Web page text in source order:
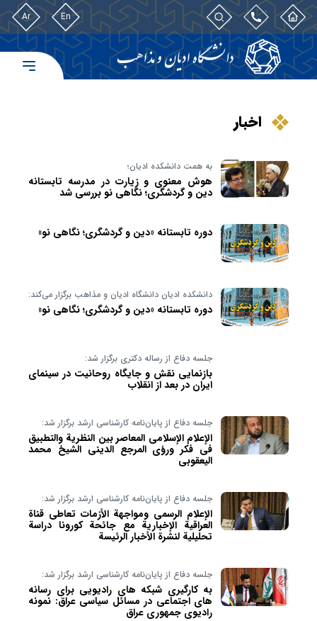
En
Ar
اخبار
به همت دانشکده ادیان؛
هوش معنوی و زیارت در مدرسه تابستانه
دین و گردشگری؛ نگاهی نو بررسی شد
دوره تابستانه «دین و گردشگری؛ نگاهی نو»
دانشکده ادیان دانشگاه ادیان و مذاهب برگزار می‌کند:
دوره تابستانه «دین و گردشگری؛ نگاهی نو»
جلسه دفاع از رساله دکتری برگزار شد:
بازنمایی نقش و جایگاه روحانیت در سینمای
ایران در بعد از انقلاب
جلسه دفاع از پایان‌نامه کارشناسی ارشد برگزار شد:
الإعلام الإسلامی المعاصر بین النظریة والتطبیق
فی فكر ورؤی المرجع الدینی الشیخ محمد
الیعقوبی
جلسه دفاع از پایان‌نامه کارشناسی ارشد برگزار شد:
الإعلام الرسمی ومواجهة الأزمات تعاطی قناة
العراقیة الإخباریة مع جائحة كورونا دراسة
تحلیلیة لنشرة الأخبار الرئیسة
جلسه دفاع از پایان‌نامه کارشناسی ارشد برگزار شد:
به کارگیری شبکه های رادیویی برای رسانه
های اجتماعی در مسائل سیاسی عراق: نمونه
رادیوی جمهوری عراق